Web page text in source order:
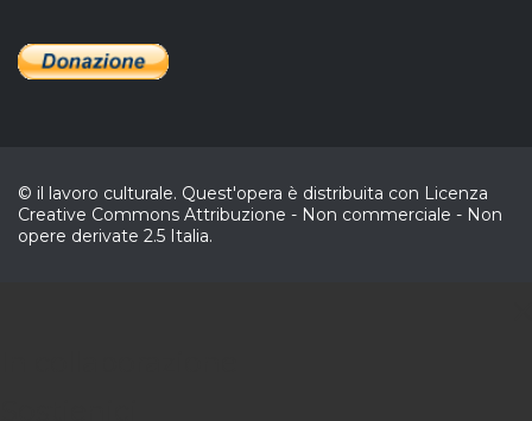
© il lavoro culturale. Quest'opera è distribuita con Licenza
Creative Commons Attribuzione - Non commerciale - Non
opere derivate 2.5 Italia.